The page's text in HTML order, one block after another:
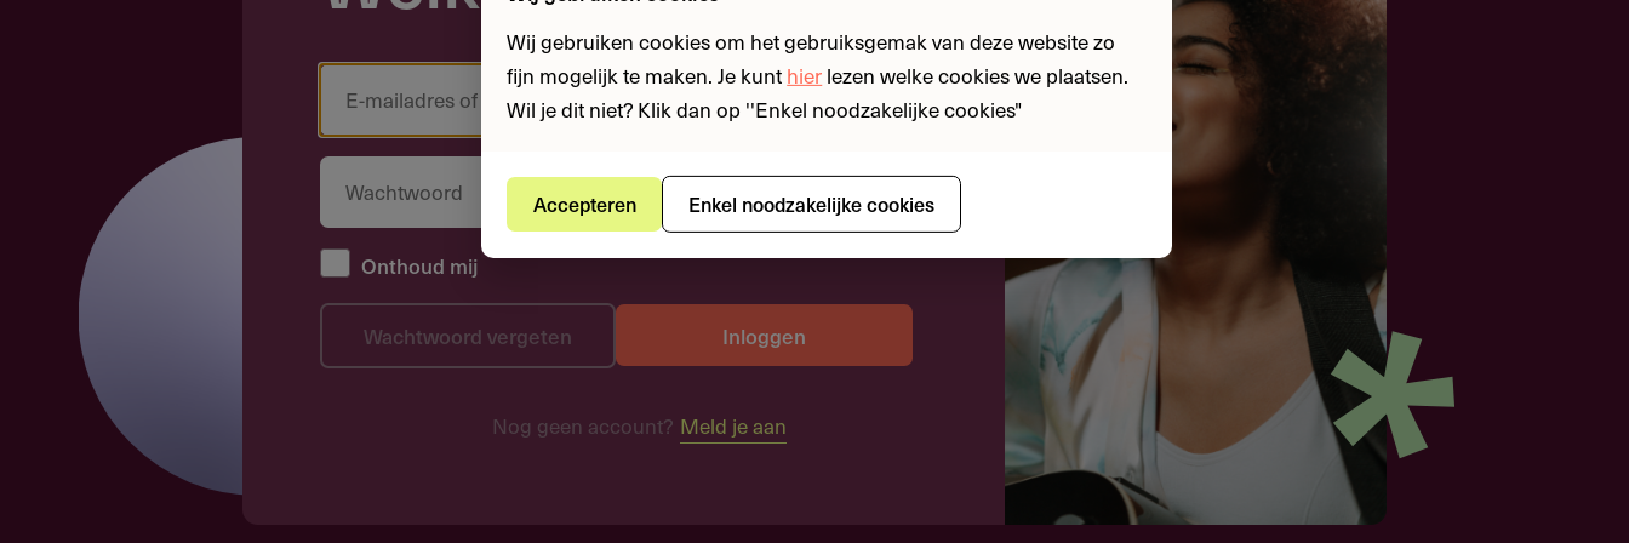
Onthoud mij
Inloggen
Wachtwoord vergeten
Nog geen account? Meld je aan
Wij gebruiken cookies om het gebruiksgemak van deze website zo
fijn mogelijk te maken. Je kunthierlezen welke cookies we plaatsen.
Wil je dit niet? Klik dan op ''Enkel noodzakelijke cookies"
Accepteren Enkel noodzakelijke cookies